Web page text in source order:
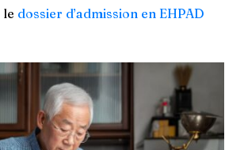
le dossier d’admission en EHPAD